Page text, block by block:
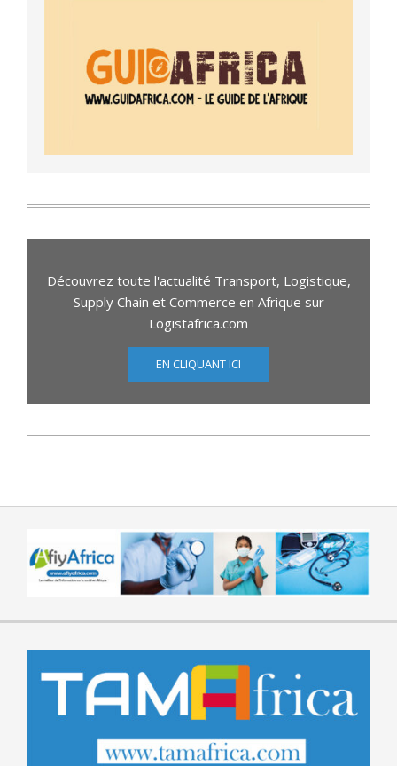
Découvrez toute l'actualité Transport, Logistique,
Supply Chain et Commerce en Afrique sur
Logistafrica.com
EN CLIQUANT ICI